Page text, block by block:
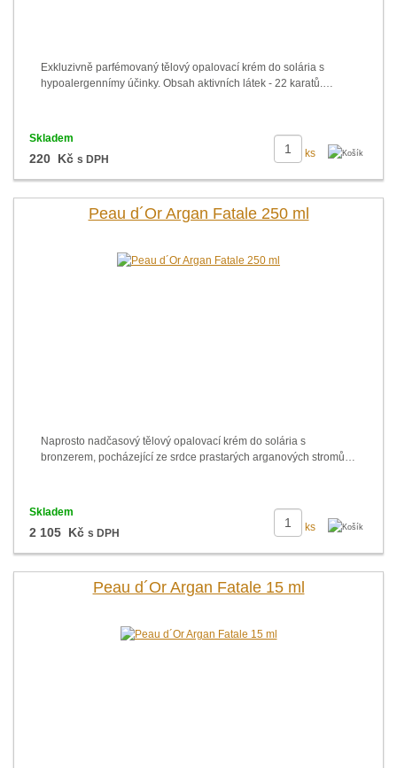
Exkluzivně parfémovaný tělový opalovací krém do solária s
hypoalergennímy účinky. Obsah aktivních látek - 22 karatů.…
ks
Skladem
220 Kč s DPH
Peau d´Or Argan Fatale 250 ml
Naprosto nadčasový tělový opalovací krém do solária s
bronzerem, pocházející ze srdce prastarých arganových stromů…
ks
Skladem
2 105 Kč s DPH
Peau d´Or Argan Fatale 15 ml